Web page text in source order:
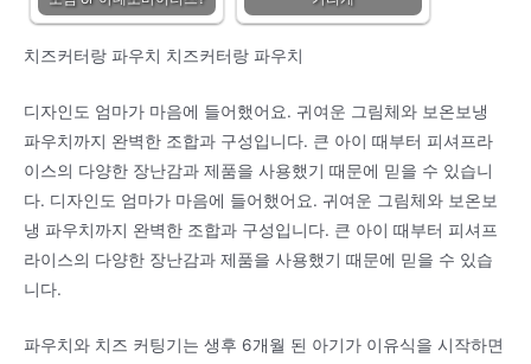
치즈커터랑 파우치 치즈커터랑 파우치
디자인도 엄마가 마음에 들어했어요. 귀여운 그림체와 보온보냉
파우치까지 완벽한 조합과 구성입니다. 큰 아이 때부터 피셔프라
이스의 다양한 장난감과 제품을 사용했기 때문에 믿을 수 있습니
다. 디자인도 엄마가 마음에 들어했어요. 귀여운 그림체와 보온보
냉 파우치까지 완벽한 조합과 구성입니다. 큰 아이 때부터 피셔프
라이스의 다양한 장난감과 제품을 사용했기 때문에 믿을 수 있습
니다.
파우치와 치즈 커팅기는 생후 6개월 된 아기가 이유식을 시작하면